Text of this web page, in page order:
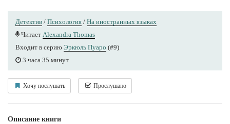
Детектив / Психология / На иностранных языках
Читает Alexandra Thomas
Входит в серию Эркюль Пуаро (#9)
3 часа 35 минут
Хочу послушать Прослушано
Описание книги